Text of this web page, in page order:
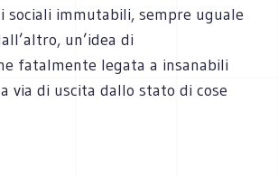
sociali immutabili, sempre uguale
un’idea di
fatalmente legata a insanabili
via di uscita dallo stato di cose